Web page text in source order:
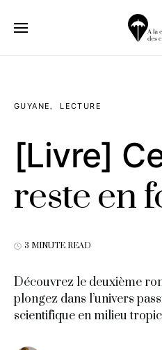
GUYANE LECTURE
[Livre]
reste en
3 MINUTE READ
Découvrez le deuxième
plongez dans l’univers
scientifique en milieu